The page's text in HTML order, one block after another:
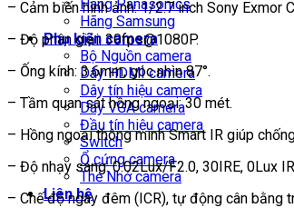
Hãng Panasonics
Hãng Samsung
Phụ kiện camera
Bộ Nguồn camera
Dây HDMI camera
Dây tín hiệu camera
Dây VGA camera
Đầu tín hiệu camera
Switch
Ổ cứng camera
Thẻ Nhớ camera
Liên hệ
– Cảm biến hình ảnh: 1/2.7 inch Sony Exmor
– Độ phân giải: 30fps@1080P.
– Ống kính: 3.6mm, góc nhìn 87°.
– Tầm quan sát hồng ngoại: 30 mét.
– Hồng ngoại thông minh Smart IR giúp
– Độ nhạy sáng: 0.02Lux/F2.0, 30IRE, 0Lux
– Chế độ ngày đêm (ICR), tự động cân bằng